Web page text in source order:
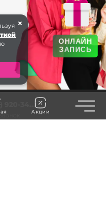
Акции
ОНЛАЙН
ЗАПИСЬ
920-34...
×